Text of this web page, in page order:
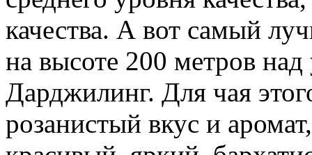
качества. А вот самый
на высоте 200 метров
Дарджилинг. Для чая
розанистый вкус и